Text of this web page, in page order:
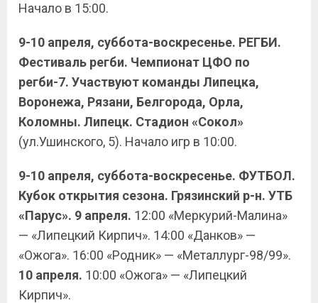
Начало в 15:00.
9-10 апреля, суббота-воскресенье. РЕГБИ.
Фестиваль регби. Чемпионат ЦФО по
регби-7. Участвуют команды Липецка,
Воронежа, Рязани, Белгорода, Орла,
Коломны. Липецк. Стадион «Сокол»
(ул.Ушинского, 5). Начало игр в 10:00.
9-10 апреля, суббота-воскресенье. ФУТБОЛ.
Кубок открытия сезона. Грязинский р-н. УТБ
«Парус». 9 апреля. 12:00 «Меркурий-Малина»
— «Липецкий Кирпич». 14:00 «Данков» —
«Ожога». 16:00 «Родник» — «Металлург-98/99».
10 апреля. 10:00 «Ожога» — «Липецкий
Кирпич».